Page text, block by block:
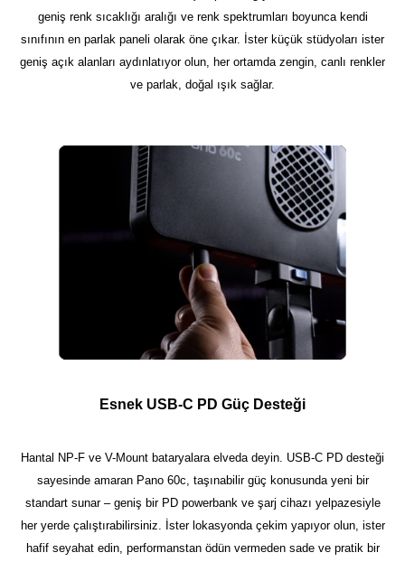
geniş renk sıcaklığı aralığı ve renk spektrumları boyunca kendi
sınıfının en parlak paneli olarak öne çıkar. İster küçük stüdyoları ister
geniş açık alanları aydınlatıyor olun, her ortamda zengin, canlı renkler
ve parlak, doğal ışık sağlar.
Esnek USB-C PD Güç Desteği
Hantal NP-F ve V-Mount bataryalara elveda deyin. USB-C PD desteği
sayesinde amaran Pano 60c, taşınabilir güç konusunda yeni bir
standart sunar – geniş bir PD powerbank ve şarj cihazı yelpazesiyle
her yerde çalıştırabilirsiniz. İster lokasyonda çekim yapıyor olun, ister
hafif seyahat edin, performanstan ödün vermeden sade ve pratik bir